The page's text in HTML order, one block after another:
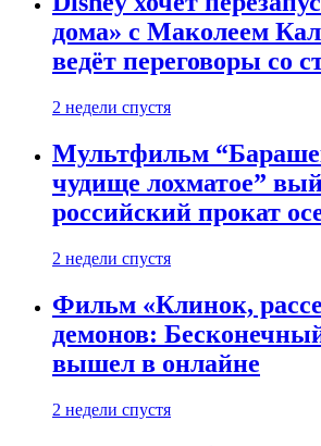
дома» с Маколеем
ведёт переговоры со
2 недели спустя
Мультфильм
чудище лохматое”
российский прокат
2 недели спустя
Фильм «Клинок,
демонов:
вышел в онлайне
2 недели спустя